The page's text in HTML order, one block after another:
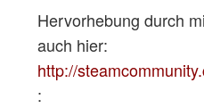
Hervorhebung durch
auch hier:
http://
: